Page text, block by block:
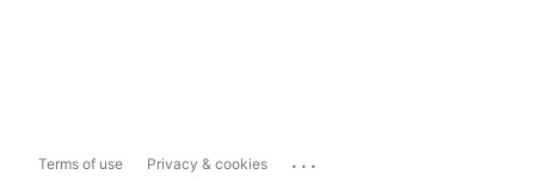
Terms of use Privacy & cookies ...